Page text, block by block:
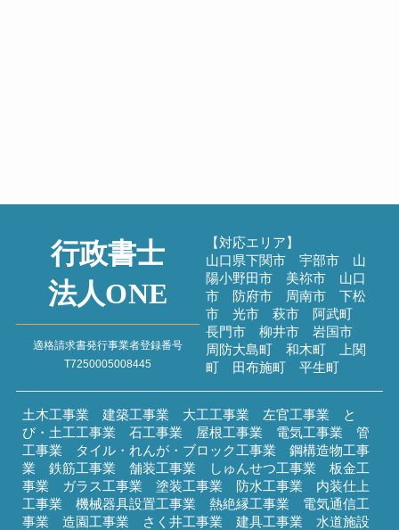
過去のブログ
行政書士
法人ONE
適格請求書発行事業者登録番号
T7250005008445
【対応エリア】
山口県下関市 宇部市 山
陽小野田市 美祢市 山口
市 防府市 周南市 下松
市 光市 萩市 阿武町
長門市 柳井市 岩国市
周防大島町 和木町 上関
町 田布施町 平生町
土木工事業 建築工事業 大工工事業 左官工事業 と
び・土工工事業 石工事業 屋根工事業 電気工事業 管
工事業 タイル・れんが・ブロック工事業 鋼構造物工事
業 鉄筋工事業 舗装工事業 しゅんせつ工事業 板金工
事業 ガラス工事業 塗装工事業 防水工事業 内装仕上
工事業 機械器具設置工事業 熱絶縁工事業 電気通信工
事業 造園工事業 さく井工事業 建具工事業 水道施設